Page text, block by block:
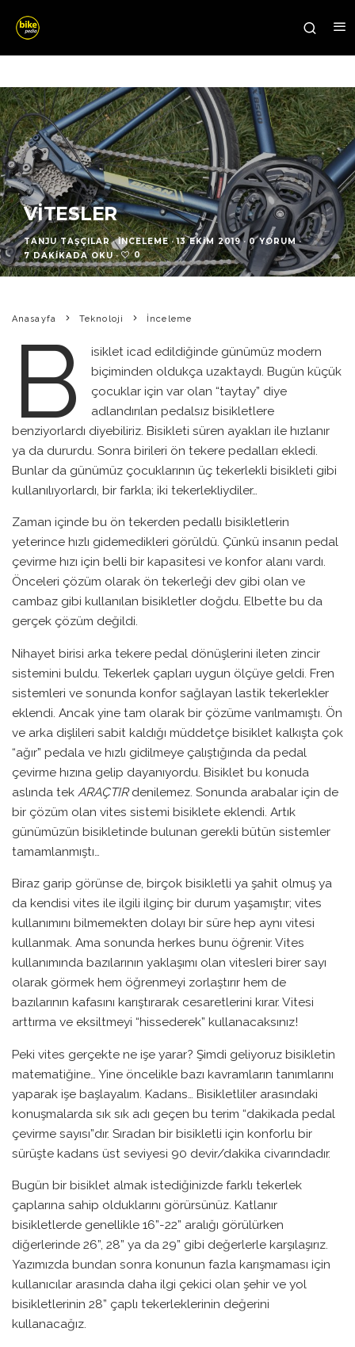
VITESLER
TANJU TAŞÇILAR · İNCELEME · 13 EKIM 2019 · 0 YORUM ·
7 DAKIKADA OKU · 0
Anasayfa Teknoloji İnceleme
B
isiklet icad edildiğinde günümüz modern
biçiminden oldukça uzaktaydı. Bugün küçük
çocuklar için var olan “taytay” diye
adlandırılan pedalsız bisikletlere
benziyorlardı diyebiliriz. Bisikleti süren ayakları ile hızlanır
ya da dururdu. Sonra birileri ön tekere pedalları ekledi.
Bunlar da günümüz çocuklarının üç tekerlekli bisikleti gibi
kullanılıyorlardı, bir farkla; iki tekerlekliydiler…
Zaman içinde bu ön tekerden pedallı bisikletlerin
yeterince hızlı gidemedikleri görüldü. Çünkü insanın pedal
çevirme hızı için belli bir kapasitesi ve konfor alanı vardı.
Önceleri çözüm olarak ön tekerleği dev gibi olan ve
cambaz gibi kullanılan bisikletler doğdu. Elbette bu da
gerçek çözüm değildi.
Nihayet birisi arka tekere pedal dönüşlerini ileten zincir
sistemini buldu. Tekerlek çapları uygun ölçüye geldi. Fren
sistemleri ve sonunda konfor sağlayan lastik tekerlekler
eklendi. Ancak yine tam olarak bir çözüme varılmamıştı. Ön
ve arka dişlileri sabit kaldığı müddetçe bisiklet kalkışta çok
“ağır” pedala ve hızlı gidilmeye çalıştığında da pedal
çevirme hızına gelip dayanıyordu. Bisiklet bu konuda
aslında tek ARAÇTIRdenilemez. Sonunda arabalar için de
bir çözüm olan vites sistemi bisiklete eklendi. Artık
günümüzün bisikletinde bulunan gerekli bütün sistemler
tamamlanmıştı…
Biraz garip görünse de, birçok bisikletli ya şahit olmuş ya
da kendisi vites ile ilgili ilginç bir durum yaşamıştır; vites
kullanımını bilmemekten dolayı bir süre hep aynı vitesi
kullanmak. Ama sonunda herkes bunu öğrenir. Vites
kullanımında bazılarının yaklaşımı olan vitesleri birer sayı
olarak görmek hem öğrenmeyi zorlaştırır hem de
bazılarının kafasını karıştırarak cesaretlerini kırar. Vitesi
arttırma ve eksiltmeyi “hissederek” kullanacaksınız!
Peki vites gerçekte ne işe yarar? Şimdi geliyoruz bisikletin
matematiğine… Yine öncelikle bazı kavramların tanımlarını
yaparak işe başlayalım. Kadans… Bisikletliler arasındaki
konuşmalarda sık sık adı geçen bu terim “dakikada pedal
çevirme sayısı”dır. Sıradan bir bisikletli için konforlu bir
sürüşte kadans üst seviyesi 90 devir/dakika civarındadır.
Bugün bir bisiklet almak istediğinizde farklı tekerlek
çaplarına sahip olduklarını görürsünüz. Katlanır
bisikletlerde genellikle 16”-22” aralığı görülürken
diğerlerinde 26”, 28” ya da 29” gibi değerlerle karşılaşırız.
Yazımızda bundan sonra konunun fazla karışmaması için
kullanıcılar arasında daha ilgi çekici olan şehir ve yol
bisikletlerinin 28” çaplı tekerleklerinin değerini
kullanacağız.